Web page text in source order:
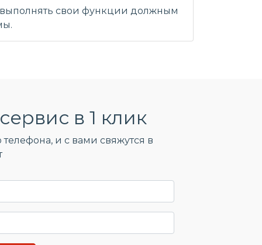
выполнять свои функции должным
в 1 клик
и c вами свяжутся в